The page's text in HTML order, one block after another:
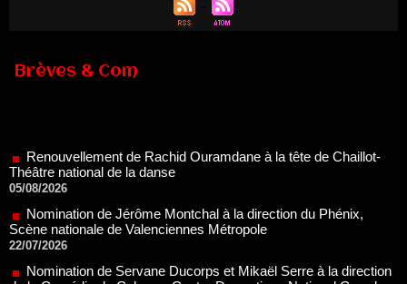
Brèves & Com
05/08/2026
Nomination de Jérôme Montchal à la direction du Phénix,
Scène nationale de Valenciennes Métropole
22/07/2026
Nomination de Servane Ducorps et Mikaël Serre à la direction
de la Comédie de Colmar - Centre Dramatique National Grand
07/07/2026